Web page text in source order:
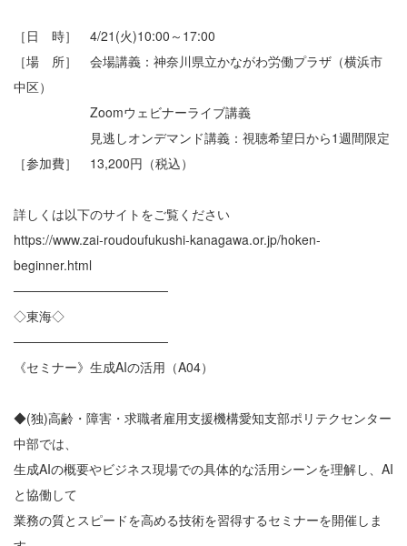
［日 時］ 4/21(火)10:00～17:00
［場 所］ 会場講義：神奈川県立かながわ労働プラザ（横浜市
中区）
Zoomウェビナーライブ講義
見逃しオンデマンド講義：視聴希望日から1週間限定
［参加費］ 13,200円（税込）
詳しくは以下のサイトをご覧ください
https://www.zai-roudoufukushi-kanagawa.or.jp/hoken-
beginner.html
─────────────────
◇東海◇
─────────────────
《セミナー》生成AIの活用（A04）
◆(独)高齢・障害・求職者雇用支援機構愛知支部ポリテクセンター
中部では、
生成AIの概要やビジネス現場での具体的な活用シーンを理解し、AI
と協働して
業務の質とスピードを高める技術を習得するセミナーを開催しま